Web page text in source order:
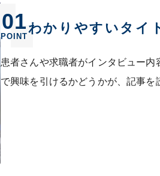
01
POINT
わかりやすいタイ
患者さんや求職者がインタビュー
で興味を引けるかどうかが、記事を